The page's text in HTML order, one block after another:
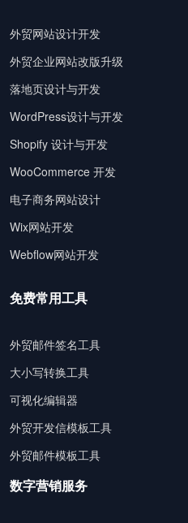
外贸网站设计开发
外贸企业网站改版升级
落地页设计与开发
WordPress设计与开发
Shopify 设计与开发
WooCommerce 开发
电子商务网站设计
Wix网站开发
Webflow网站开发
免费常用工具
外贸邮件签名工具
大小写转换工具
可视化编辑器
外贸开发信模板工具
外贸邮件模板工具
数字营销服务